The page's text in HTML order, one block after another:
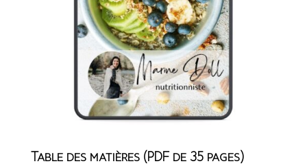
Table des matières (PDF de 35 pages)